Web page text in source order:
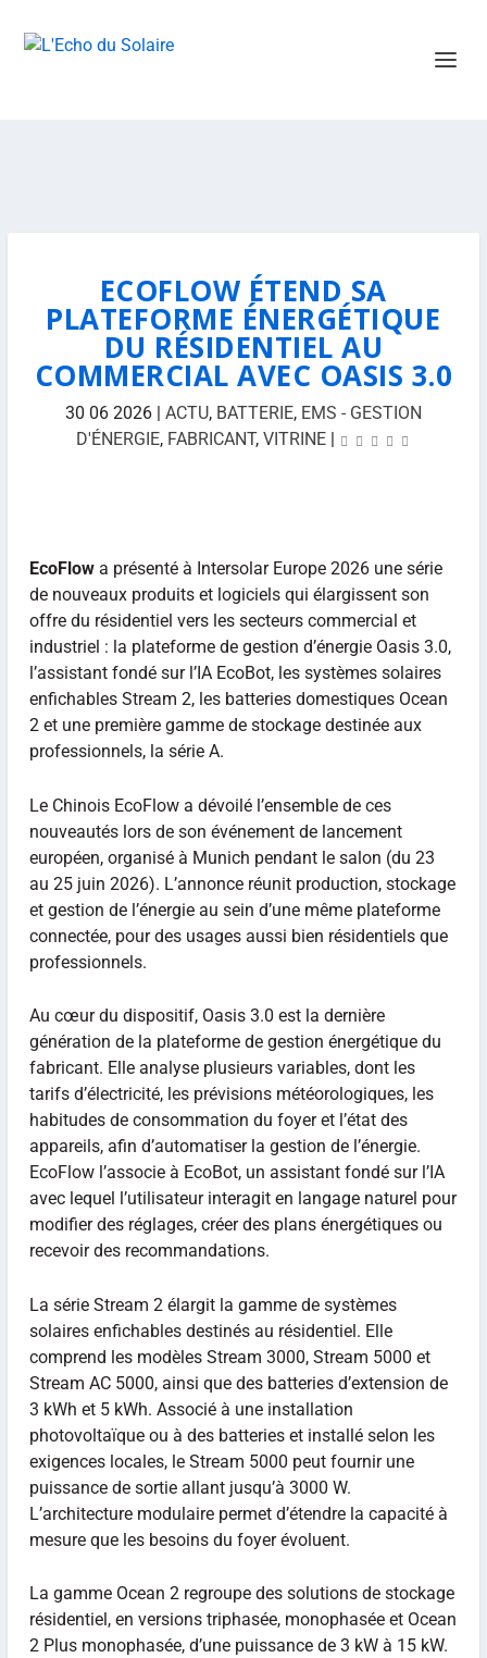
ECOFLOW ÉTEND SA
PLATEFORME ÉNERGÉTIQUE
DU RÉSIDENTIEL AU
COMMERCIAL AVEC OASIS 3.0
30 06 2026| ACTU, BATTERIE, EMS - GESTION
D'ÉNERGIE, FABRICANT, VITRINE|
EcoFlowa présenté à Intersolar Europe 2026 une série
de nouveaux produits et logiciels qui élargissent son
offre du résidentiel vers les secteurs commercial et
industriel : la plateforme de gestion d’énergie Oasis 3.0,
l’assistant fondé sur l’IA EcoBot, les systèmes solaires
enfichables Stream 2, les batteries domestiques Ocean
2 et une première gamme de stockage destinée aux
professionnels, la série A.
Le Chinois EcoFlow a dévoilé l’ensemble de ces
nouveautés lors de son événement de lancement
européen, organisé à Munich pendant le salon (du 23
au 25 juin 2026). L’annonce réunit production, stockage
et gestion de l’énergie au sein d’une même plateforme
connectée, pour des usages aussi bien résidentiels que
professionnels.
Au cœur du dispositif, Oasis 3.0 est la dernière
génération de la plateforme de gestion énergétique du
fabricant. Elle analyse plusieurs variables, dont les
tarifs d’électricité, les prévisions météorologiques, les
habitudes de consommation du foyer et l’état des
appareils, afin d’automatiser la gestion de l’énergie.
EcoFlow l’associe à EcoBot, un assistant fondé sur l’IA
avec lequel l’utilisateur interagit en langage naturel pour
modifier des réglages, créer des plans énergétiques ou
recevoir des recommandations.
La série Stream 2 élargit la gamme de systèmes
solaires enfichables destinés au résidentiel. Elle
comprend les modèles Stream 3000, Stream 5000 et
Stream AC 5000, ainsi que des batteries d’extension de
3 kWh et 5 kWh. Associé à une installation
photovoltaïque ou à des batteries et installé selon les
exigences locales, le Stream 5000 peut fournir une
puissance de sortie allant jusqu’à 3000 W.
L’architecture modulaire permet d’étendre la capacité à
mesure que les besoins du foyer évoluent.
La gamme Ocean 2 regroupe des solutions de stockage
résidentiel, en versions triphasée, monophasée et Ocean
2 Plus monophasée, d’une puissance de 3 kW à 15 kW.